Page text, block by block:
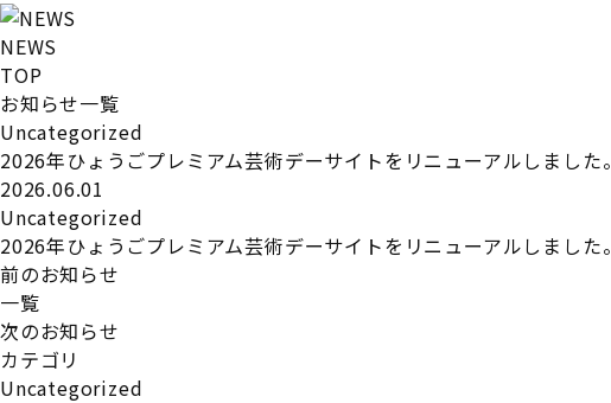
NEWS
TOP
お知らせ一覧
Uncategorized
2026年ひょうごプレミアム芸術デーサイトをリニューアルしました。
2026.06.01
Uncategorized
2026年ひょうごプレミアム芸術デーサイトをリニューアルしました。
前のお知らせ
一覧
次のお知らせ
カテゴリ
Uncategorized